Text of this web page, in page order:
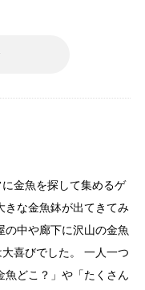
金魚を探して集めるゲ
きな金魚鉢が出てきてみ
の中や廊下に沢山の金魚
喜びでした。 一人一つ
魚どこ？」や「たくさん